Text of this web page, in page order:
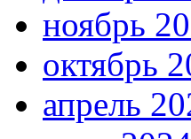
ноябрь
октябрь
апрель